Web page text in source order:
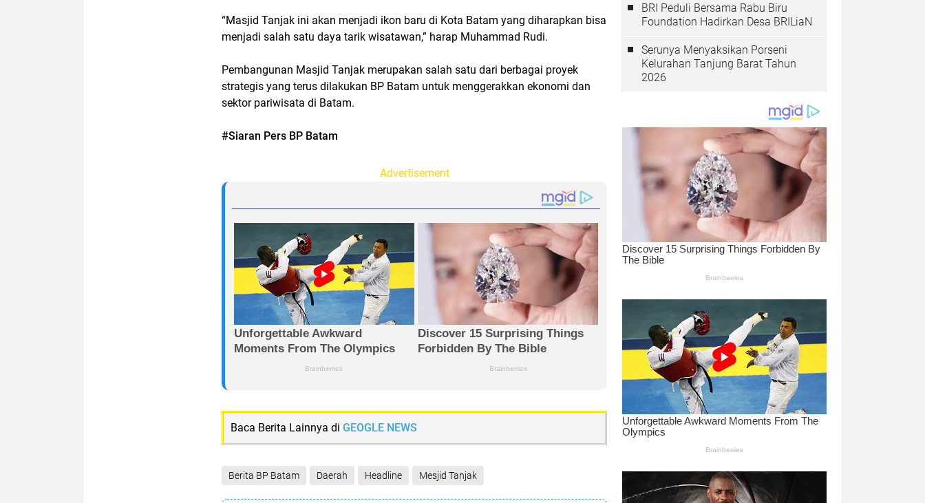
“Masjid Tanjak ini akan menjadi ikon baru di Kota Batam yang diharapkan bisa
menjadi salah satu daya tarik wisatawan,” harap Muhammad Rudi.
Pembangunan Masjid Tanjak merupakan salah satu dari berbagai proyek
strategis yang terus dilakukan BP Batam untuk menggerakkan ekonomi dan
sektor pariwisata di Batam.
#Siaran Pers BP Batam
Advertisement
Baca Berita Lainnya di GEOGLE NEWS
Berita BP Batam Daerah Headline Mesjid Tanjak
BRI Peduli Bersama Rabu Biru
Foundation Hadirkan Desa BRILiaN
Serunya Menyaksikan Porseni
Kelurahan Tanjung Barat Tahun
2026